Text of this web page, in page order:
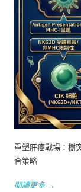
重塑肝癌戰場：樹
合策略
閱讀更多 →